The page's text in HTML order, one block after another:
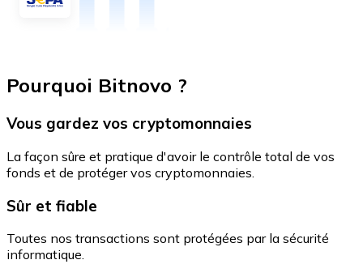
Pourquoi Bitnovo ?
Vous gardez vos cryptomonnaies
La façon sûre et pratique d'avoir le contrôle total de vos
fonds et de protéger vos cryptomonnaies.
Sûr et fiable
Toutes nos transactions sont protégées par la sécurité
informatique.